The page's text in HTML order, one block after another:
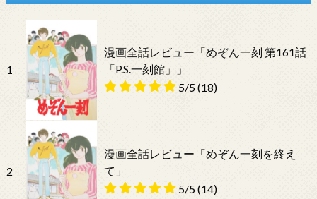
1
漫画全話レビュー「めぞん一刻 第161話
「P.S.一刻館」」
5/5(18)
2
漫画全話レビュー「めぞん一刻を終え
て」
5/5(14)